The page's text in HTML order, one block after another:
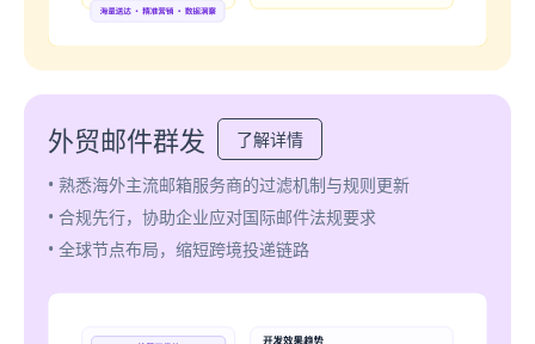
外贸邮件群发
了解详情
• 熟悉海外主流邮箱服务商的过滤机制与规则更新
• 合规先行，协助企业应对国际邮件法规要求
• 全球节点布局，缩短跨境投递链路